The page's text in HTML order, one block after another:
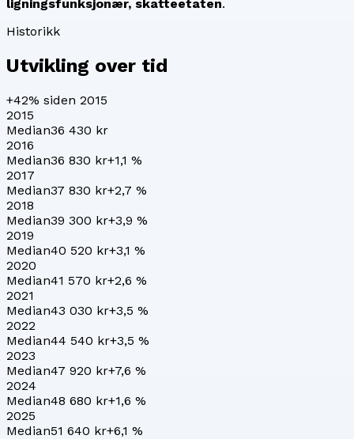
ligningsfunksjonær, skatteetaten.
Historikk
Utvikling over tid
+42% siden 2015
2015
Median36 430 kr
2016
Median36 830 kr+1,1 %
2017
Median37 830 kr+2,7 %
2018
Median39 300 kr+3,9 %
2019
Median40 520 kr+3,1 %
2020
Median41 570 kr+2,6 %
2021
Median43 030 kr+3,5 %
2022
Median44 540 kr+3,5 %
2023
Median47 920 kr+7,6 %
2024
Median48 680 kr+1,6 %
2025
Median51 640 kr+6,1 %